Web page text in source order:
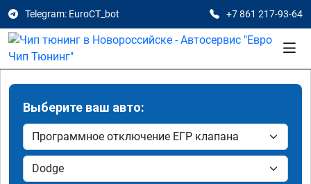
Telegram: EuroCT_bot +7 861 217-93-64
Выберите ваш авто: